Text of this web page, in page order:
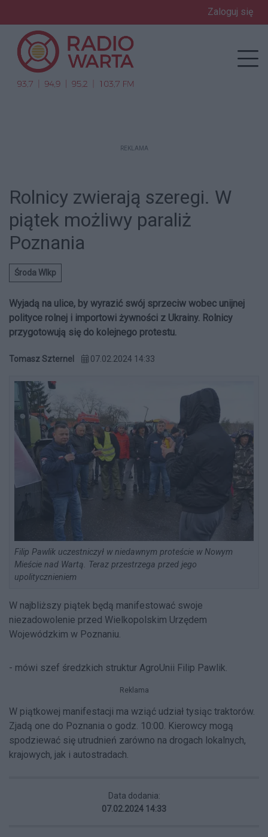
Zaloguj się
REKLAMA
Rolnicy zwierają szeregi. W
piątek możliwy paraliż
Poznania
Środa Wlkp
Wyjadą na ulice, by wyrazić swój sprzeciw wobec unijnej
polityce rolnej i importowi żywności z Ukrainy. Rolnicy
przygotowują się do kolejnego protestu.
Tomasz Szternel 07.02.2024 14:33
Filip Pawlik uczestniczył w niedawnym proteście w Nowym
Mieście nad Wartą. Teraz przestrzega przed jego
upolitycznieniem
W najbliższy piątek będą manifestować swoje
niezadowolenie przed Wielkopolskim Urzędem
Wojewódzkim w Poznaniu.
- mówi szef średzkich struktur AgroUnii Filip Pawlik.
Reklama
W piątkowej manifestacji ma wziąć udział tysiąc traktorów.
Zjadą one do Poznania o godz. 10:00. Kierowcy mogą
spodziewać się utrudnień zarówno na drogach lokalnych,
krajowych, jak i autostradach.
Data dodania:
07.02.2024 14:33